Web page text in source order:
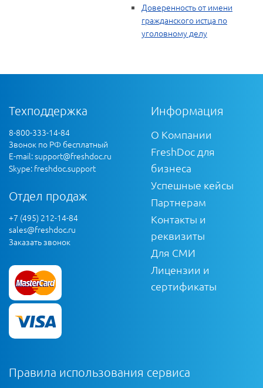
Доверенность от имени
гражданского истца по
уголовному делу
Техподдержка
8-800-333-14-84
Звонок по РФ бесплатный
E-mail:support@freshdoc.ru
Skype: freshdoc.support
Отдел продаж
+7 (495) 212-14-84
sales@freshdoc.ru
Заказать звонок
Информация
О Компании
FreshDoc для
бизнеса
Успешные кейсы
Партнерам
Контакты и
реквизиты
Для СМИ
Лицензии и
сертификаты
Правила использования сервиса